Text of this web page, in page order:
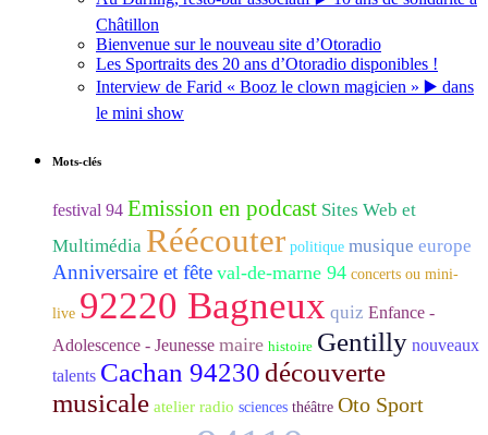
Châtillon
Bienvenue sur le nouveau site d’Otoradio
Les Sportraits des 20 ans d’Otoradio disponibles !
Interview de Farid « Booz le clown magicien » ▶️ dans
le mini show
Mots-clés
festival 94 Emission en podcast Sites Web et
Multimédia Réécouter politique musique europe
Anniversaire et fête val-de-marne 94 concerts ou mini-
live 92220 Bagneux quiz Enfance -
Adolescence - Jeunesse maire histoire Gentilly nouveaux
talents Cachan 94230 découverte
musicale atelier radio sciences théâtre Oto Sport